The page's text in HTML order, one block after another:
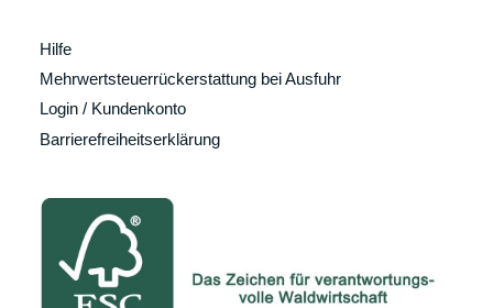
Hilfe
Mehrwertsteuerrückerstattung bei Ausfuhr
Login / Kundenkonto
Barrierefreiheitserklärung